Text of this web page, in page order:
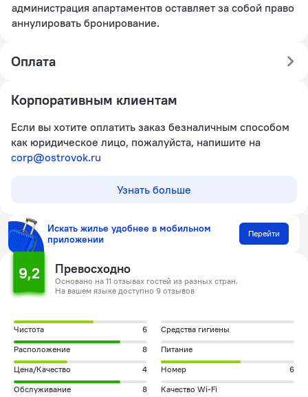
администрация апартаментов оставляет за собой право
аннулировать бронирование.
Оплата
Корпоративным клиентам
Если вы хотите оплатить заказ безналичным способом
как юридическое лицо, пожалуйста, напишите на
corp@ostrovok.ru
Узнать больше
Искать жилье удобнее в мобильном
приложении
Перейти
9,2 Превосходно
Основано на 11 отзывах гостей из разных стран.
На вашем языке доступно 9 отзывов
Чистота 6
Средства гигиены
Расположение
8
Питание
Цена/Качество
4 Номер
6
Обслуживание
8 Качество Wi-Fi